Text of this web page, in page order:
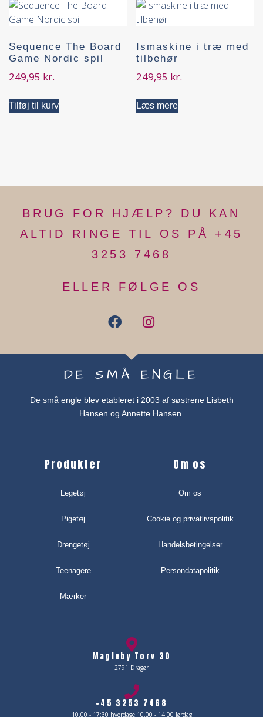
Sequence The Board
Game Nordic spil
249,95 kr.
Tilføj til kurv
Ismaskine i træ med
tilbehør
249,95 kr.
Læs mere
BRUG FOR HJÆLP? DU KAN
ALTID RINGE TIL OS PÅ +45
3253 7468
ELLER FØLGE OS
DE SMÅ ENGLE
De små engle blev etableret i 2003 af søstrene Lisbeth
Hansen og Annette Hansen.
Produkter
Legetøj
Pigetøj
Drengetøj
Teenagere
Mærker
Om os
Om os
Cookie og privatlivspolitik
Handelsbetingelser
Persondatapolitik
Magleby Torv 30
2791 Dragør
+45 3253 7468
10.00 - 17:30 hverdage 10.00 - 14:00 lørdag